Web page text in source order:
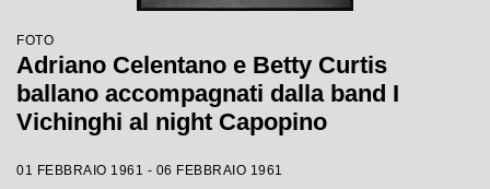
FOTO
Adriano Celentano e Betty Curtis
ballano accompagnati dalla band I
Vichinghi al night Capopino
01 FEBBRAIO 1961 - 06 FEBBRAIO 1961